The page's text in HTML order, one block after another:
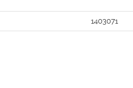
1403071